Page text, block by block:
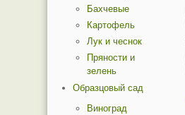
Бахчевые
Картофель
Лук и чеснок
Пряности и
зелень
Образцовый сад
Виноград